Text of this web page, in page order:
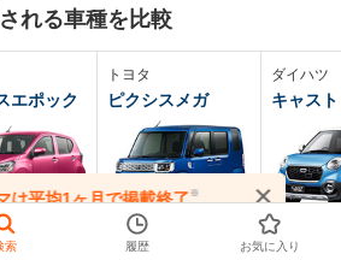
れる車種を比較
エポック
トヨタ
ピクシスメガ
ダイハツ
キャスト
は平均1ヶ月で掲載終了※
前にお問い合わせください
索 履歴 お気に入り